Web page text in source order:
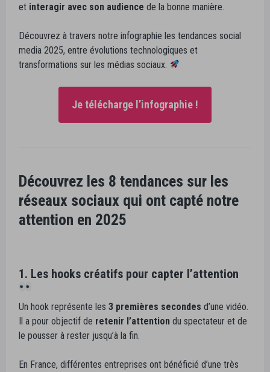
et interagir avec son audience de la bonne manière.
Découvrez à travers notre infographie les tendances social
media 2025, entre évolutions technologiques et
transformations sur les médias sociaux.
Je télécharge l’infographie !
Découvrez les 8 tendances sur les
réseaux sociaux qui ont capté notre
attention en 2025
1. Les hooks créatifs pour capter l’attention
Un hook représente les 3 premières secondes d’une vidéo.
Il a pour objectif de retenir l’attention du spectateur et de
le pousser à rester jusqu’à la fin.
En France, différentes entreprises ont bénéficié d’une très